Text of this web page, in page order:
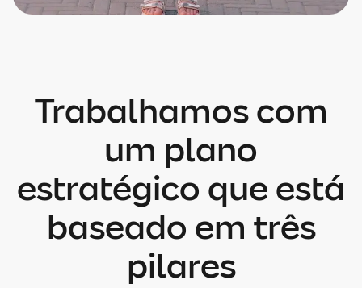
Trabalhamos com
um plano
estratégico que está
baseado em três
pilares